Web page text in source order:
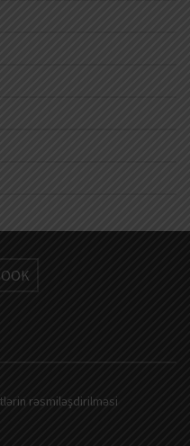
rəsmiləşdirilməsi